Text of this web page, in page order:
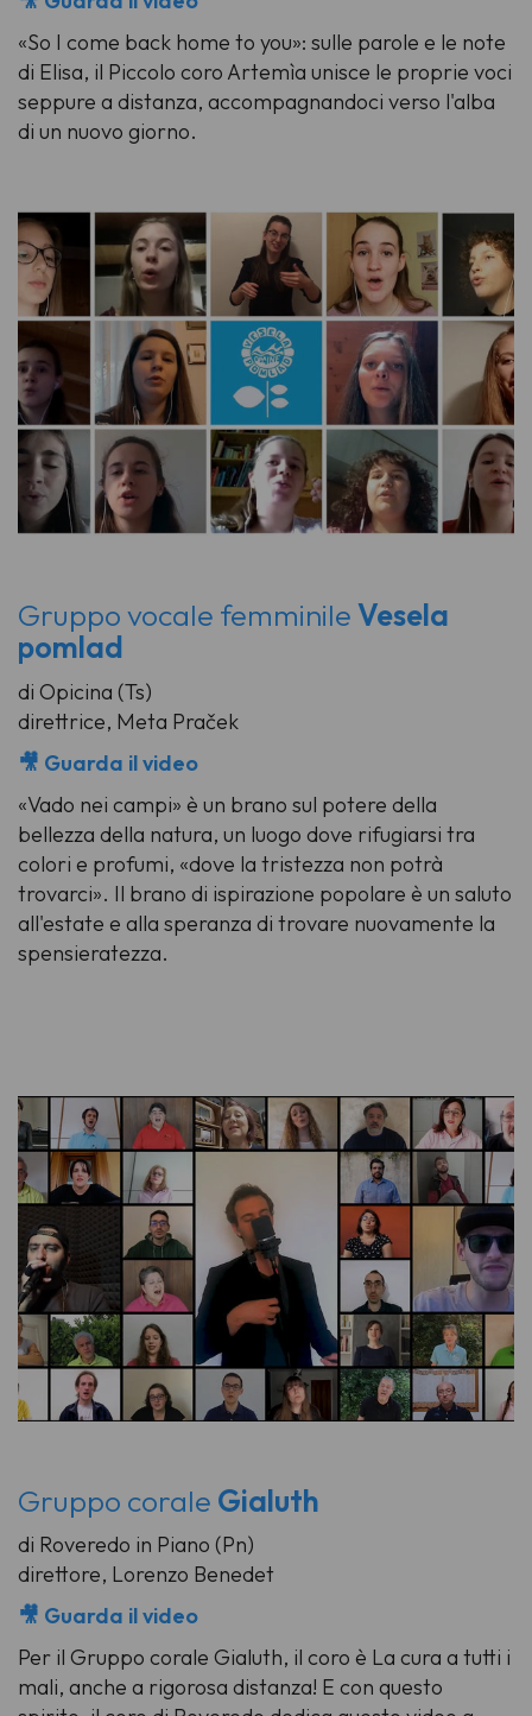
«So I come back home to you»: sulle parole e le note
di Elisa, il Piccolo coro Artemìa unisce le proprie voci
seppure a distanza, accompagnandoci verso l'alba
di un nuovo giorno.
Gruppo vocale femminileVesela
pomlad
di Opicina (Ts)
direttrice, Meta Praček
🎥 Guarda il video
«Vado nei campi» è un brano sul potere della
bellezza della natura, un luogo dove rifugiarsi tra
colori e profumi, «dove la tristezza non potrà
trovarci». Il brano di ispirazione popolare è un saluto
all'estate e alla speranza di trovare nuovamente la
spensieratezza.
Gruppo corale Gialuth
di Roveredo in Piano (Pn)
direttore, Lorenzo Benedet
🎥 Guarda il video
Per il Gruppo corale Gialuth, il coro è La cura a tutti i
mali, anche a rigorosa distanza! E con questo